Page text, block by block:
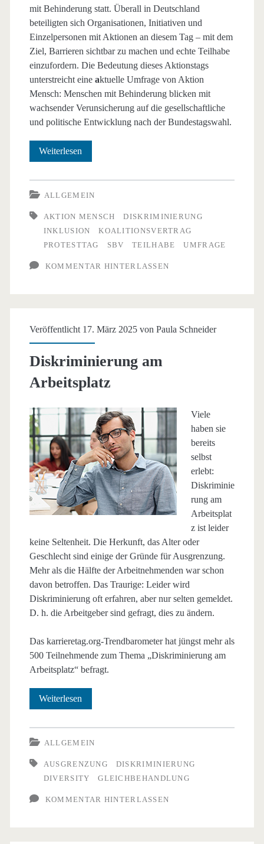
mit Behinderung statt. Überall in Deutschland
beteiligten sich Organisationen, Initiativen und
Einzelpersonen mit Aktionen an diesem Tag – mit dem
Ziel, Barrieren sichtbar zu machen und echte Teilhabe
einzufordern. Die Bedeutung dieses Aktionstags
unterstreicht eine aktuelle Umfrage von Aktion
Mensch: Menschen mit Behinderung blicken mit
wachsender Verunsicherung auf die gesellschaftliche
und politische Entwicklung nach der Bundestagswahl.
Weiterlesen
Gefahr?
Besorgter
Blick
ALLGEMEIN
AKTION MENSCH
DISKRIMINIERUNG
INKLUSION
KOALITIONSVERTRAG
PROTESTTAG
SBV TEILHABE UMFRAGE
KOMMENTAR HINTERLASSEN
Veröffentlicht 17. März 2025 von Paula Schneider
Diskriminierung am
Arbeitsplatz
Viele
haben sie
bereits
selbst
erlebt:
Diskriminie
rung am
Arbeitsplat
z ist leider
keine Seltenheit. Die Herkunft, das Alter oder
Geschlecht sind einige der Gründe für Ausgrenzung.
Mehr als die Hälfte der Arbeitnehmenden war schon
davon betroffen. Das Traurige: Leider wird
Diskriminierung oft erfahren, aber nur selten gemeldet.
D. h. die Arbeitgeber sind gefragt, dies zu ändern.
Das karrieretag.org-Trendbarometer hat jüngst mehr als
500 Teilnehmende zum Thema „Diskriminierung am
Arbeitsplatz“ befragt.
Weiterlesen
Arbeitsplatz
ALLGEMEIN
AUSGRENZUNG
DISKRIMINIERUNG
DIVERSITY
GLEICHBEHANDLUNG
KOMMENTAR HINTERLASSEN